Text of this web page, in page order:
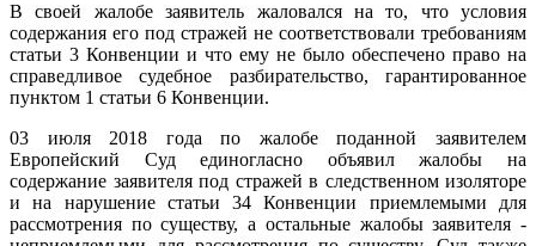
В своей жалобе заявитель жаловался на то, что условия
содержания его под стражей не соответствовали требованиям
статьи 3 Конвенции и что ему не было обеспечено право на
справедливое судебное разбирательство, гарантированное
пунктом 1 статьи 6 Конвенции.
03 июля 2018 года по жалобе поданной заявителем
Европейский Суд единогласно объявил жалобы на
содержание заявителя под стражей в следственном изоляторе
и на нарушение статьи 34 Конвенции приемлемыми для
рассмотрения по существу, а остальные жалобы заявителя -